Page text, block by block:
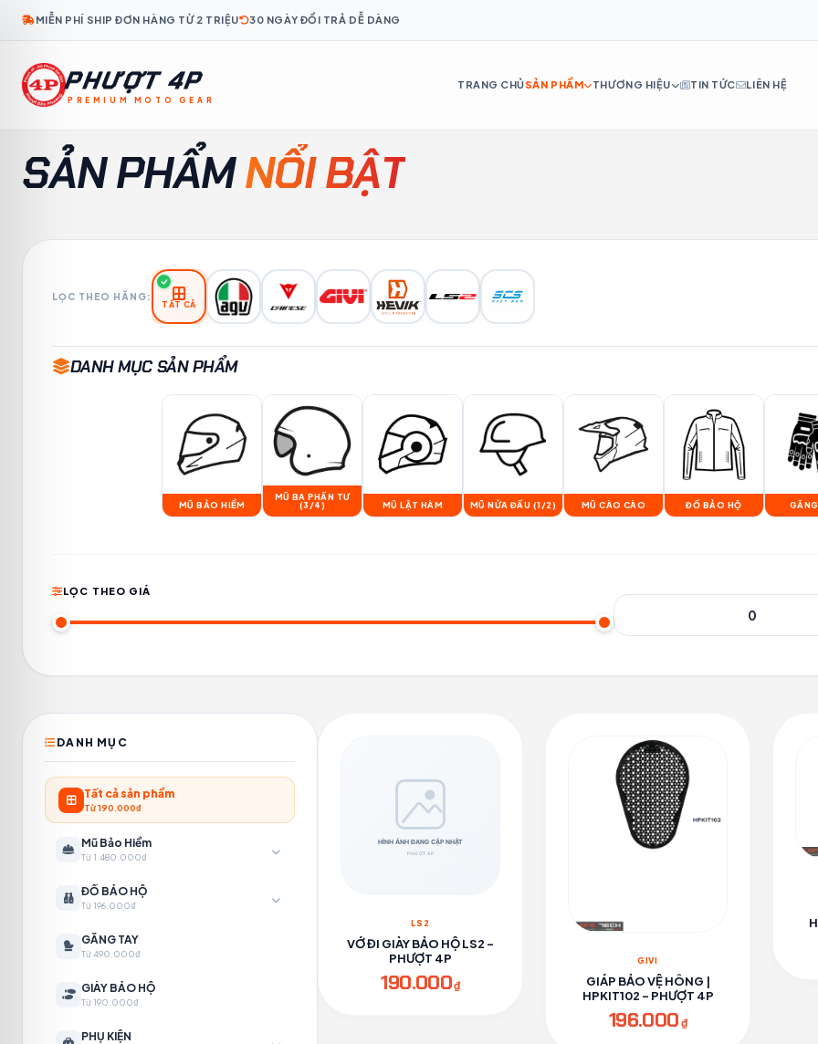
MIỄN PHÍ SHIP ĐƠN HÀNG TỪ 2 TRIỆU 30 NGÀY ĐỔI TRẢ DỄ DÀNG
PHƯỢT 4P
PREMIUM MOTO GEAR
TRANG CHỦSẢN PHẨM THƯƠNG HIỆU TIN TỨC LIÊN HỆ
SẢN PHẨMNỔI BẬT
LỌC THEO HÃNG:
TẤT CẢ
DANH MỤC SẢN PHẨM
MŨ BẢO HIỂM
MŨ BA PHẦN TƯ
(3/4)
MŨ LẬT HÀM MŨ NỬA ĐẦU (1/2) MŨ CÀO CÀO ĐỒ BẢO HỘ
LỌC THEO GIÁ
DANH MỤC
Tất cả sản phẩm
Từ 190.000₫
Mũ Bảo Hiểm
Từ 1.480.000₫
ĐỒ BẢO HỘ
Từ 196.000₫
GĂNG TAY
Từ 490.000₫
GIÀY BẢO HỘ
Từ 190.000₫
PHỤ KIỆN
LS2
VỚ ĐI GIÀY BẢO HỘ LS2 -
PHƯỢT 4P
190.000₫
GIVI
GIÁP BẢO VỆ HÔNG |
HPKIT102 - PHƯỢT 4P
196.000₫